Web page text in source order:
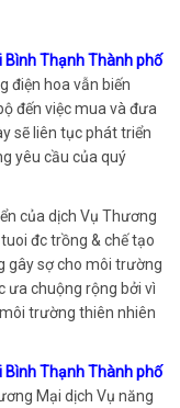
Bình Thạnh Thành phố
điện hoa vẫn biến
đến việc mua và đưa
sẽ liên tục phát triển
yêu cầu của quý
của dịch Vụ Thương
đc trồng & chế tạo
gây sợ cho môi trường
ưa chuộng rộng bởi vì
trường thiên nhiên
Bình Thạnh Thành phố
Mại dịch Vụ năng